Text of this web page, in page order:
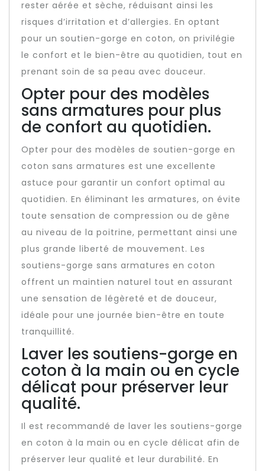
rester aérée et sèche, réduisant ainsi les
risques d’irritation et d’allergies. En optant
pour un soutien-gorge en coton, on privilégie
le confort et le bien-être au quotidien, tout en
prenant soin de sa peau avec douceur.
Opter pour des modèles
sans armatures pour plus
de confort au quotidien.
Opter pour des modèles de soutien-gorge en
coton sans armatures est une excellente
astuce pour garantir un confort optimal au
quotidien. En éliminant les armatures, on évite
toute sensation de compression ou de gêne
au niveau de la poitrine, permettant ainsi une
plus grande liberté de mouvement. Les
soutiens-gorge sans armatures en coton
offrent un maintien naturel tout en assurant
une sensation de légèreté et de douceur,
idéale pour une journée bien-être en toute
tranquillité.
Laver les soutiens-gorge en
coton à la main ou en cycle
délicat pour préserver leur
qualité.
Il est recommandé de laver les soutiens-gorge
en coton à la main ou en cycle délicat afin de
préserver leur qualité et leur durabilité. En